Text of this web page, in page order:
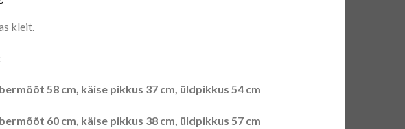
kleit.
58 cm, käise pikkus 37 cm, üldpikkus 54 cm
60 cm, käise pikkus 38 cm, üldpikkus 57 cm